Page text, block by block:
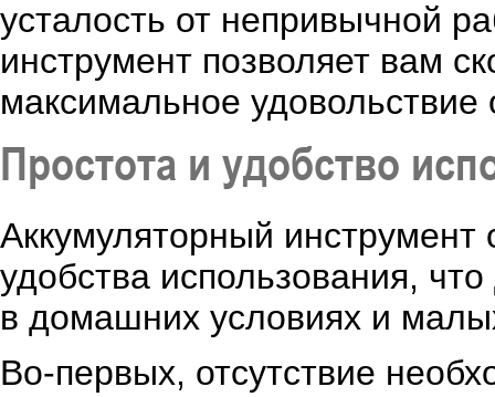
усталость от непривычной
инструмент позволяет вам
максимальное удовольствие
Простота и удобство
Аккумуляторный инструмент
удобства использования,
в домашних условиях и
Во-первых, отсутствие